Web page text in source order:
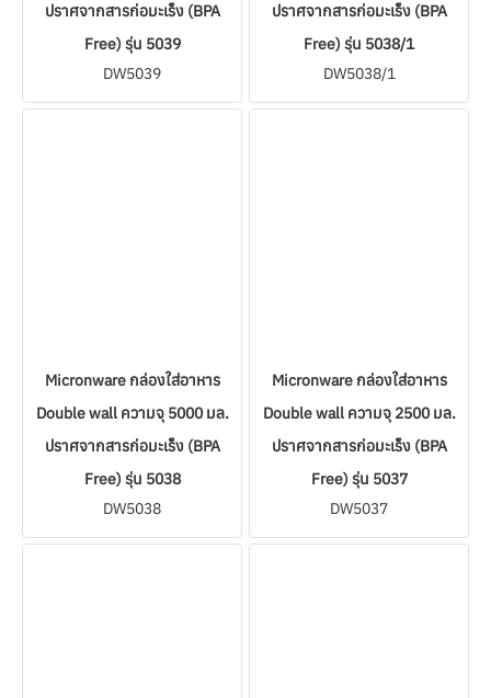
ปราศจากสารก่อมะเร็ง (BPA
Free) รุ่น 5039
DW5039
ปราศจากสารก่อมะเร็ง (BPA
Free) รุ่น 5038/1
DW5038/1
Micronware กล่องใส่อาหาร
Double wall ความจุ 5000 มล.
ปราศจากสารก่อมะเร็ง (BPA
Free) รุ่น 5038
DW5038
Micronware กล่องใส่อาหาร
Double wall ความจุ 2500 มล.
ปราศจากสารก่อมะเร็ง (BPA
Free) รุ่น 5037
DW5037